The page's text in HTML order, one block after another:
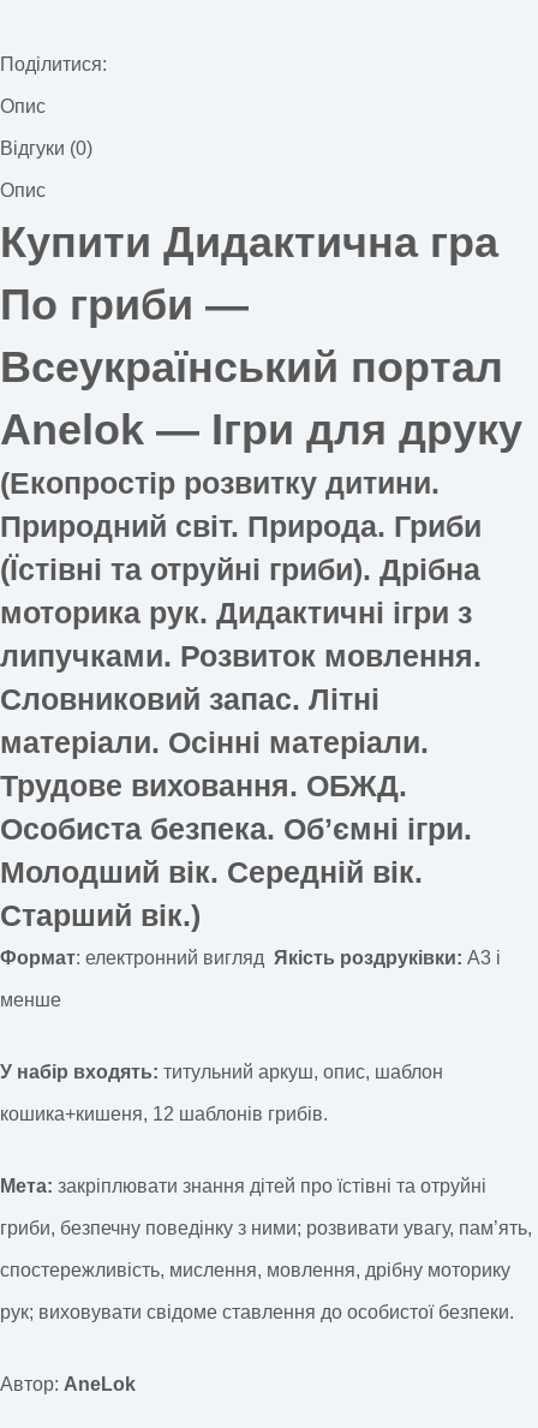
Поділитися:
Опис
Відгуки (0)
Опис
Купити Дидактична гра
По гриби —
Всеукраїнський портал
Anelok — Ігри для друку
(Екопростір розвитку дитини.
Природний світ. Природа. Гриби
(Їстівні та отруйні гриби). Дрібна
моторика рук. Дидактичні ігри з
липучками. Розвиток мовлення.
Словниковий запас. Літні
матеріали. Осінні матеріали.
Трудове виховання. ОБЖД.
Особиста безпека. Обʼємні ігри.
Молодший вік. Середній вік.
Старший вік.)
Формат: електронний вигляд Якість роздруківки: А3 і
менше
У набір входять: титульний аркуш, опис, шаблон
кошика+кишеня, 12 шаблонів грибів.
Мета: закріплювати знання дітей про їстівні та отруйні
гриби, безпечну поведінку з ними; розвивати увагу, пам’ять,
спостережливість, мислення, мовлення, дрібну моторику
рук; виховувати свідоме ставлення до особистої безпеки.
Автор: AneLok